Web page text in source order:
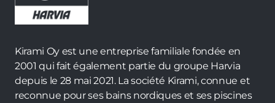
Kirami Oy est une entreprise familiale fondée en
2001 qui fait également partie du groupe Harvia
depuis le 28 mai 2021. La société Kirami, connue et
reconnue pour ses bains nordiques et ses piscines